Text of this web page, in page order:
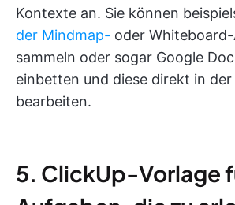
Kontexte an. Sie können
der Mindmap- oder
sammeln oder sogar Google
einbetten und diese direkt in
bearbeiten.
5. ClickUp-Vorlage